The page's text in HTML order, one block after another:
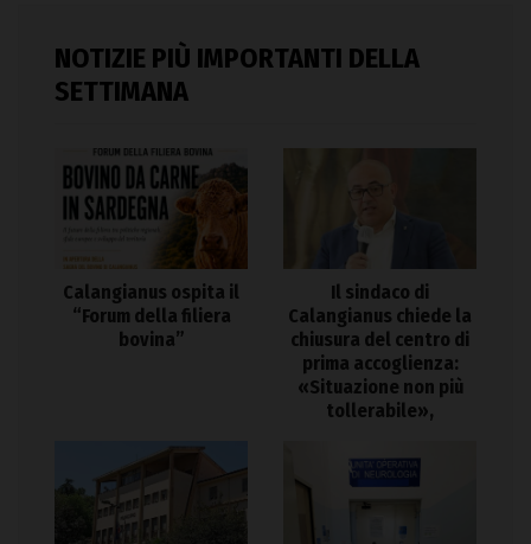
NOTIZIE PIÙ IMPORTANTI DELLA
SETTIMANA
Calangianus ospita il
“Forum della filiera
bovina”
Il sindaco di
Calangianus chiede la
chiusura del centro di
prima accoglienza:
«Situazione non più
tollerabile»,